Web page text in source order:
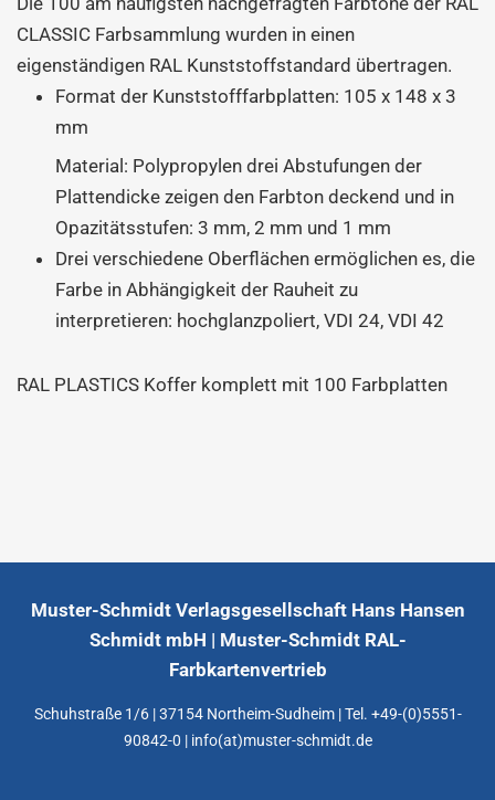
CLASSIC Farbsammlung wurden in einen
eigenständigen RAL Kunststoffstandard übertragen.
Format der Kunststofffarbplatten: 105 x 148 x 3
mm
Material: Polypropylen drei Abstufungen der
Plattendicke zeigen den Farbton deckend und in
Opazitätsstufen: 3 mm, 2 mm und 1 mm
Drei verschiedene Oberflächen ermöglichen es, die
Farbe in Abhängigkeit der Rauheit zu
interpretieren: hochglanzpoliert, VDI 24, VDI 42
RAL PLASTICS Koffer komplett mit 100 Farbplatten
Muster-Schmidt Verlagsgesellschaft Hans Hansen
Schmidt mbH | Muster-Schmidt RAL-
Farbkartenvertrieb
Schuhstraße 1/6 | 37154 Northeim-Sudheim | Tel. +49-(0)5551-
90842-0 | info(at)muster-schmidt.de